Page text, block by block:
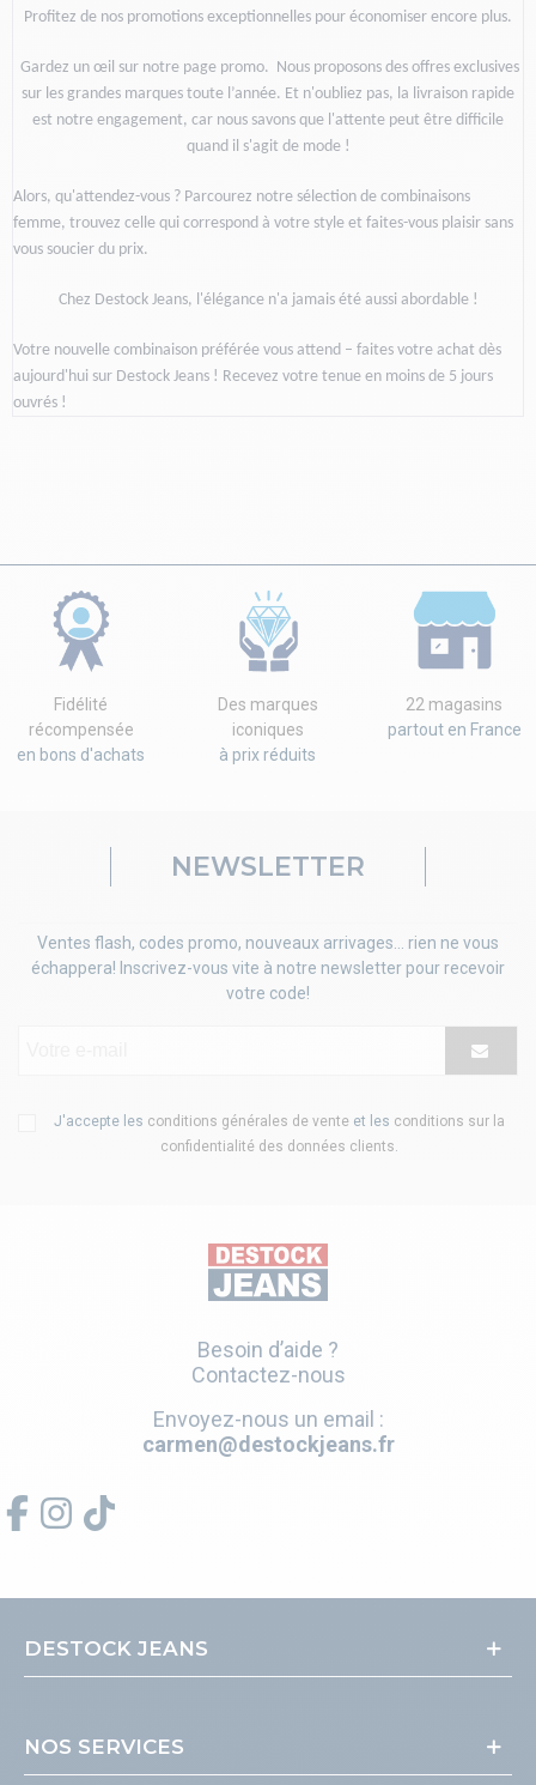
Profitez de nos promotions exceptionnelles pour économiser encore plus.
Gardez un œil sur notre page promo. Nous proposons des offres exclusives
sur les grandes marques toute l’année. Et n'oubliez pas, la livraison rapide
est notre engagement, car nous savons que l'attente peut être difficile
quand il s'agit de mode !
Alors, qu'attendez-vous ? Parcourez notre sélection de combinaisons
femme, trouvez celle qui correspond à votre style et faites-vous plaisir sans
vous soucier du prix.
Chez Destock Jeans, l'élégance n'a jamais été aussi abordable !
Votre nouvelle combinaison préférée vous attend – faites votre achat dès
aujourd'hui sur Destock Jeans ! Recevez votre tenue en moins de 5 jours
ouvrés !
Fidélité
récompensée
en bons d'achats
Des marques
iconiques
à prix réduits
22 magasins
partout en France
NEWSLETTER
Ventes flash, codes promo, nouveaux arrivages... rien ne vous
échappera! Inscrivez-vous vite à notre newsletter pour recevoir
votre code!
J'accepte les conditions générales de vente et les conditions sur la
confidentialité des données clients
Besoin d’aide ?
Contactez-nous
Envoyez-nous un email :
carmen@destockjeans.fr
DESTOCK JEANS
NOS SERVICES